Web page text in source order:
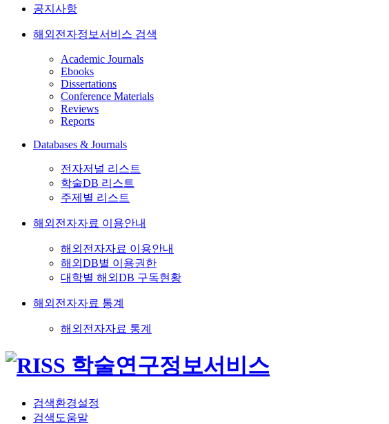
공지사항
해외전자정보서비스 검색
Academic Journals
Ebooks
Dissertations
Conference Materials
Reviews
Reports
Databases & Journals
전자저널 리스트
학술DB 리스트
주제별 리스트
해외전자자료 이용안내
해외전자자료 이용안내
해외DB별 이용권한
대학별 해외DB 구독현황
해외전자자료 통계
해외전자자료 통계
검색환경설정
검색도움말